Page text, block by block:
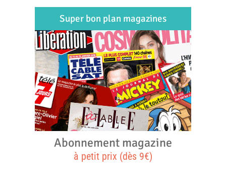
Super bon plan magazines
Abonnement magazine
à petit prix (dès 9€)